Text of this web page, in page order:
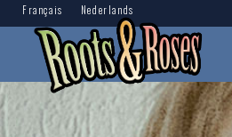
Français Nederlands